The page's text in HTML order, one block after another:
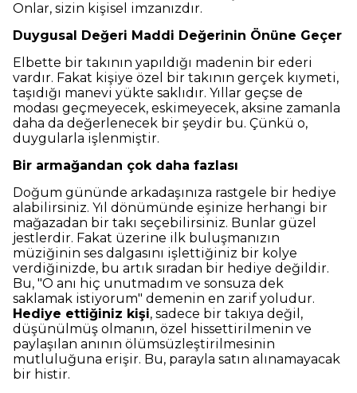
Onlar, sizin kişisel imzanızdır.
Duygusal Değeri Maddi Değerinin Önüne Geçer
Elbette bir takının yapıldığı madenin bir ederi
vardır. Fakat kişiye özel bir takının gerçek kıymeti,
taşıdığı manevi yükte saklıdır. Yıllar geçse de
modası geçmeyecek, eskimeyecek, aksine zamanla
daha da değerlenecek bir şeydir bu. Çünkü o,
duygularla işlenmiştir.
Bir armağandan çok daha fazlası
Doğum gününde arkadaşınıza rastgele bir hediye
alabilirsiniz. Yıl dönümünde eşinize herhangi bir
mağazadan bir takı seçebilirsiniz. Bunlar güzel
jestlerdir. Fakat üzerine ilk buluşmanızın
müziğinin ses dalgasını işlettiğiniz bir kolye
verdiğinizde, bu artık sıradan bir hediye değildir.
Bu, "O anı hiç unutmadım ve sonsuza dek
saklamak istiyorum" demenin en zarif yoludur.
Hediye ettiğiniz kişi, sadece bir takıya değil,
düşünülmüş olmanın, özel hissettirilmenin ve
paylaşılan anının ölümsüzleştirilmesinin
mutluluğuna erişir. Bu, parayla satın alınamayacak
bir histir.